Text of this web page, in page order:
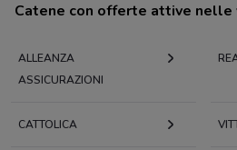
Catene con offerte attive nelle
ALLEANZA
ASSICURAZIONI
CATTOLICA